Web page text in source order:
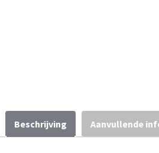
Beschrijving Aanvullende